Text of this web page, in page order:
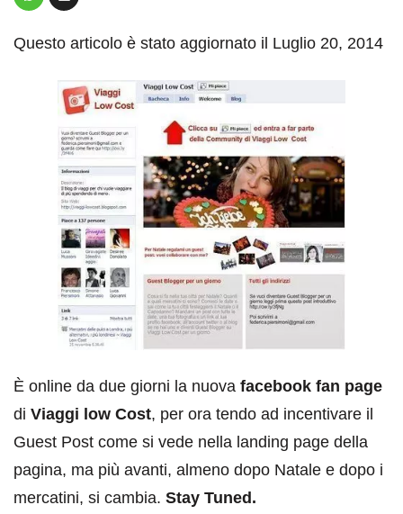
Questo articolo è stato aggiornato il Luglio 20, 2014
È online da due giorni la nuova facebook fan page
di Viaggi low Cost, per ora tendo ad incentivare il
Guest Post come si vede nella landing page della
pagina, ma più avanti, almeno dopo Natale e dopo i
mercatini, si cambia. Stay Tuned.